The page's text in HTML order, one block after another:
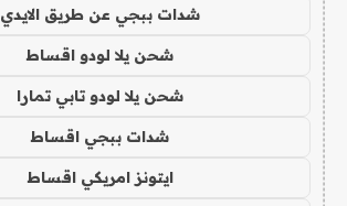
شدات ببجي عن طريق الايدي
شحن يلا لودو اقساط
شحن يلا لودو تابي تمارا
شدات ببجي اقساط
ايتونز امريكي اقساط